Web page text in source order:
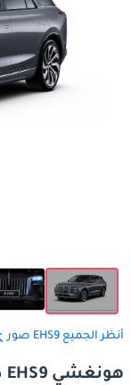
أنظر الجميع EHS9 صور
هونغشي EHS9 ديلوكس 2026